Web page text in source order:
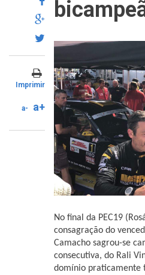
Imprimir
a- a+
No final da PEC19
consagração do
Camacho sagrou-se
consecutiva, do Rali
domínio praticamente